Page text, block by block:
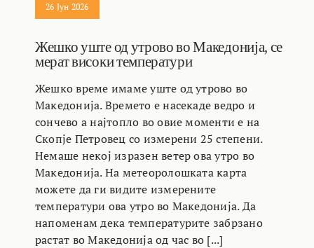
26 Јун 2026
Жешко уште од утрово во Македонија, се
мерат високи температури
Жешко време имаме уште од утрово во
Македонија. Времето е насекаде ведро и
сончево а најтопло во овие моменти е на
Скопје Петровец со измерени 25 степени.
Немаше некој изразен ветер ова утро во
Македонија. На метеоролошката карта
можете да ги видите измерените
температури ова утро во Македонија. Да
напоменам дека температурите забрзано
растат во Македонија од час во [...]